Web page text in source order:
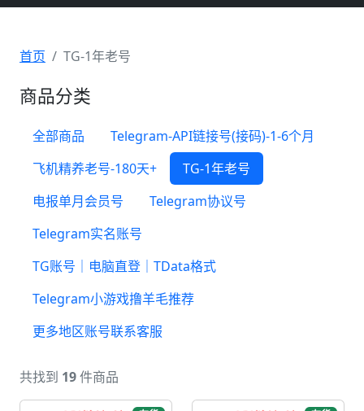
首页 TG-1年老号
商品分类
全部商品
Telegram-API链接号(接码)-1-6个月
飞机精养老号-180天+
TG-1年老号
电报单月会员号
Telegram协议号
Telegram实名账号
TG账号｜电脑直登｜TData格式
Telegram小游戏撸羊毛推荐
更多地区账号联系客服
共找到 19件商品